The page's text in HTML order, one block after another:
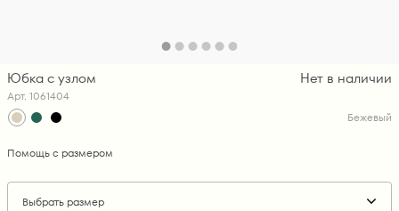
Юбка с узлом
Арт. 1061404
Нет в наличии
Бежевый
Помощь с размером
Выбрать размер